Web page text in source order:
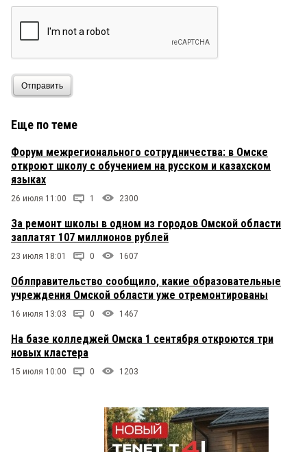
Отправить
Еще по теме
Форум межрегионального сотрудничества: в Омске
откроют школу с обучением на русском и казахском
языках
26 июля 11:00 1 2300
За ремонт школы в одном из городов Омской области
заплатят 107 миллионов рублей
23 июля 18:01 0 1607
Облправительство сообщило, какие образовательные
учреждения Омской области уже отремонтированы
16 июля 13:03 0 1467
На базе колледжей Омска 1 сентября откроются три
новых кластера
15 июля 10:00 0 1203